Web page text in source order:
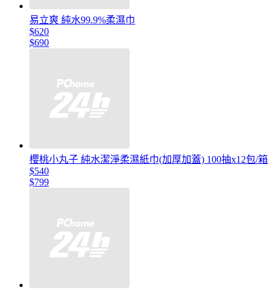
易立爽 純水99.9%柔濕巾
$620
$690
櫻桃小丸子 純水潔淨柔濕紙巾(加厚加蓋) 100抽x12包/箱
$540
$799